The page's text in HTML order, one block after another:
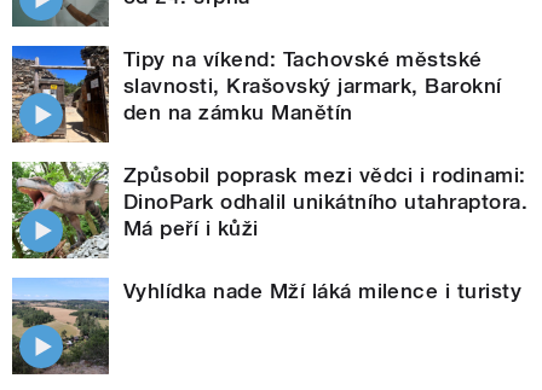
Tipy na víkend: Tachovské městské
slavnosti, Krašovský jarmark, Barokní
den na zámku Manětín
Způsobil poprask mezi vědci i rodinami:
DinoPark odhalil unikátního utahraptora.
Má peří i kůži
Vyhlídka nade Mží láká milence i turisty